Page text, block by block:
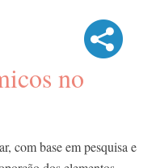
no
com base em pesquisa e